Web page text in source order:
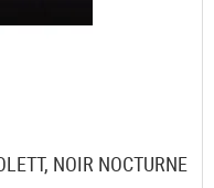
NOIR NOCTURNE